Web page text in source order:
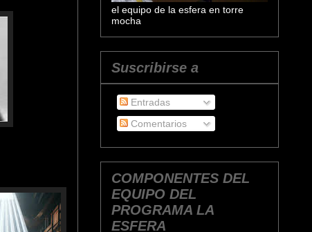
el equipo de la esfera en torre
mocha
Suscribirse a
Entradas
Comentarios
COMPONENTES DEL
EQUIPO DEL
PROGRAMA LA
ESFERA